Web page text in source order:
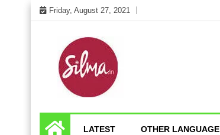
Skip
to
Friday, August 27, 2021
Silma.in
LATEST OTHER LANGUAGE